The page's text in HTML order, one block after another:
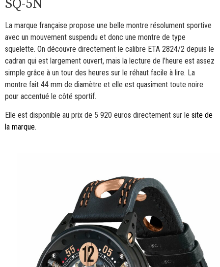
SQ-5N
La marque française propose une belle montre résolument sportive
avec un mouvement suspendu et donc une montre de type
squelette. On découvre directement le calibre ETA 2824/2 depuis le
cadran qui est largement ouvert, mais la lecture de l’heure est assez
simple grâce à un tour des heures sur le réhaut facile à lire. La
montre fait 44 mm de diamètre et elle est quasiment toute noire
pour accentué le côté sportif.
Elle est disponible au prix de 5 920 euros directement sur le site de
la marque.